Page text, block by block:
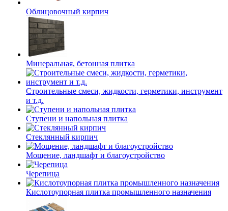
Облицовочный кирпич
Минеральная, бетонная плитка
Строительные смеси, жидкости, герметики, инструмент
и т.д.
Ступени и напольная плитка
Cтеклянный кирпич
Мощение, ландшафт и благоустройство
Черепица
Кислотоупорная плитка промышленного назначения